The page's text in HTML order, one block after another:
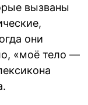
вызваны
они
«моё тело —